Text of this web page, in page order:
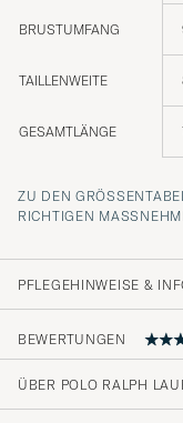
BRUSTUMFANG
TAILLENWEITE
GESAMTLÄNGE
ZU DEN
ICHTIGEN MASSNEHMEN
PFLEGEHINWEISE &
BEWERTUNGEN
Fornøyd med
ÜBER POLO RALPH